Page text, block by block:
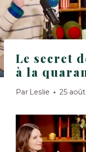
Le secret
à la
Par Leslie 25